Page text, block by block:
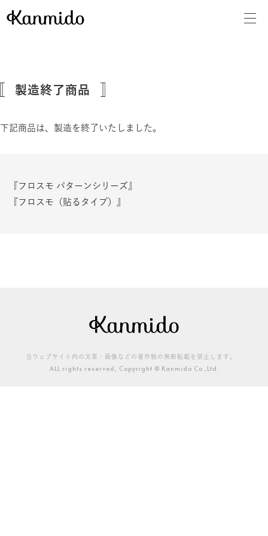
製造終了商品
下記商品は、製造を終了いたしました。
『フロスモ パターンシリーズ』
『フロスモ（貼るタイプ）』
当ウェブサイト内の文章・画像などの著作物の無断転載を禁止します。
ALL rights reserved, Copyright © Kanmido Co.,Ltd.